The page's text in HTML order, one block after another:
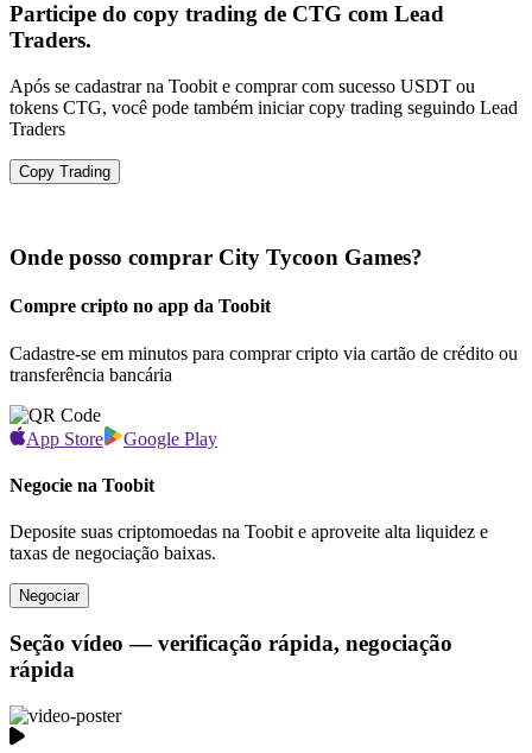
Participe do copy trading de CTG com Lead
Traders.
Após se cadastrar na Toobit e comprar com sucesso USDT ou
tokens CTG, você pode também iniciar copy trading seguindo Lead
Traders
Copy Trading
Onde posso comprar City Tycoon Games?
Compre cripto no app da Toobit
Cadastre-se em minutos para comprar cripto via cartão de crédito ou
transferência bancária
App Store Google Play
Negocie na Toobit
Deposite suas criptomoedas na Toobit e aproveite alta liquidez e
taxas de negociação baixas.
Negociar
Seção vídeo — verificação rápida, negociação
rápida